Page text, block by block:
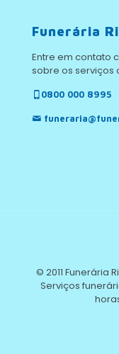
Funerária
Entre em contato
sobre os serviços
0800 000 8995
© 2011 Funerária
Serviços